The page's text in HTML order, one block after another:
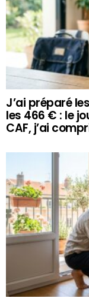
J’ai préparé
les 466 € : le
CAF, j’ai